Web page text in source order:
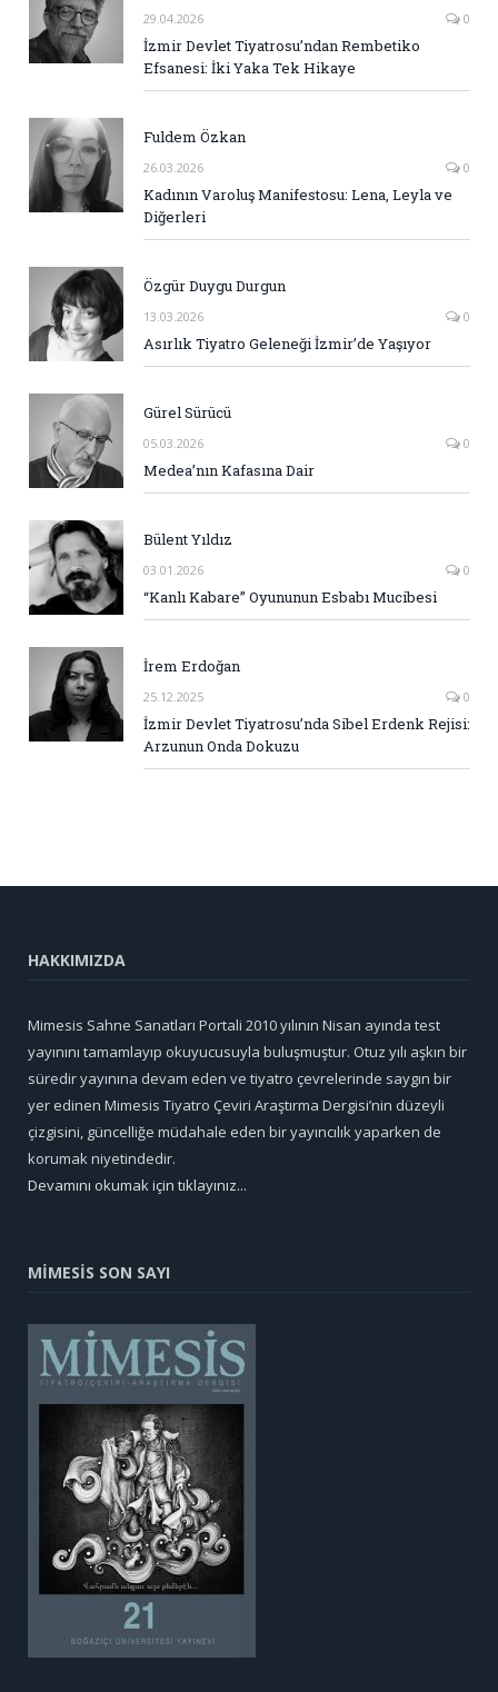
29.04.2026 0
İzmir Devlet Tiyatrosu’ndan Rembetiko
Efsanesi: İki Yaka Tek Hikaye
Fuldem Özkan
26.03.2026 0
Kadının Varoluş Manifestosu: Lena, Leyla ve
Diğerleri
Özgür Duygu Durgun
13.03.2026 0
Asırlık Tiyatro Geleneği İzmir’de Yaşıyor
Gürel Sürücü
05.03.2026 0
Medea’nın Kafasına Dair
Bülent Yıldız
03.01.2026 0
“Kanlı Kabare” Oyununun Esbabı Mucibesi
İrem Erdoğan
25.12.2025 0
İzmir Devlet Tiyatrosu’nda Sibel Erdenk Rejisi:
Arzunun Onda Dokuzu
HAKKIMIZDA
Mimesis Sahne Sanatları Portali 2010 yılının Nisan ayında test
yayınını tamamlayıp okuyucusuyla buluşmuştur. Otuz yılı aşkın bir
süredir yayınına devam eden ve tiyatro çevrelerinde saygın bir
yer edinen Mimesis Tiyatro Çeviri Araştırma Dergisi’nin düzeyli
çizgisini, güncelliğe müdahale eden bir yayıncılık yaparken de
korumak niyetindedir.
Devamını okumak için tıklayınız...
MİMESİS SON SAYI